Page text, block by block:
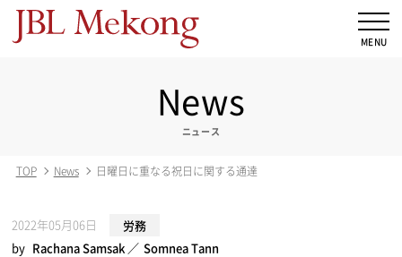
News
ニュース
TOP News 日曜日に重なる祝日に関する通達
2022年05月06日
労務
by Rachana Samsak Somnea Tann